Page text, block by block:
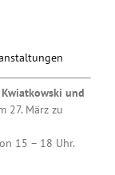
und
27. März zu
15 – 18 Uhr.